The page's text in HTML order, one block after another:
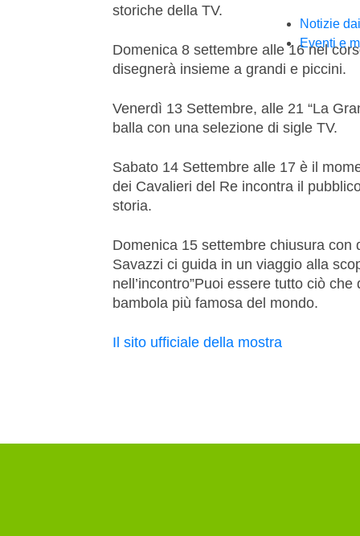
Notizie
Eventi e
storiche della TV.
Domenica 8 settembre alle 16 nel
disegnerà insieme a grandi e piccini.
Venerdì 13 Settembre, alle 21 “La
balla con una selezione di sigle TV.
Sabato 14 Settembre alle 17 è il
dei Cavalieri del Re incontra il
storia.
Domenica 15 settembre chiusura con
Savazzi ci guida in un viaggio alla
nell’incontro”Puoi essere tutto ciò
bambola più famosa del mondo.
Il sito ufficiale della mostra